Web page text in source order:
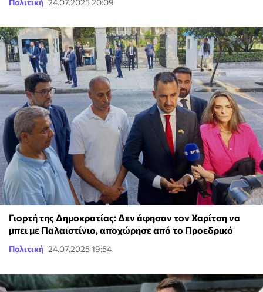
Πολιτική 24.07.2025 20:09
Γιορτή της Δημοκρατίας: Δεν άφησαν τον Χαρίτση να
μπει με Παλαιστίνιο, αποχώρησε από το Προεδρικό
Πολιτική 24.07.2025 19:54